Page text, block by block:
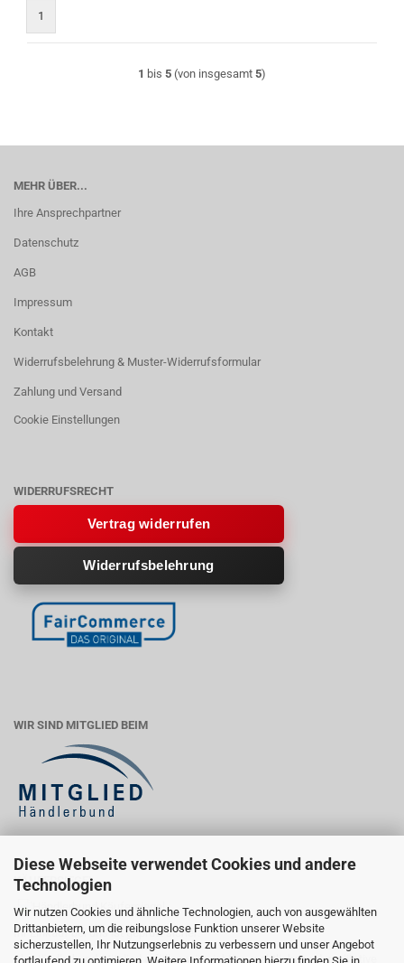
Diese Webseite verwendet Cookies und andere
Technologien
Wir nutzen Cookies und ähnliche Technologien, auch von ausgewählten
Drittanbietern, um die reibungslose Funktion unserer Website
sicherzustellen, Ihr Nutzungserlebnis zu verbessern und unser Angebot
fortlaufend zu optimieren. Weitere Informationen hierzu finden Sie in
1
1 bis 5 (von insgesamt 5)
MEHR ÜBER...
Ihre Ansprechpartner
Datenschutz
AGB
Impressum
Kontakt
Widerrufsbelehrung & Muster-Widerrufsformular
Zahlung und Versand
Cookie Einstellungen
WIDERRUFSRECHT
Vertrag widerrufen
Widerrufsbelehrung
WIR SIND MITGLIED BEIM
KÄUFERSIEGEL
Ihr Einkauf bei uns ist geprüft sicher:
Als Händlerbund-Mitglied erfüllen wir wichtige rechtliche und qualitative